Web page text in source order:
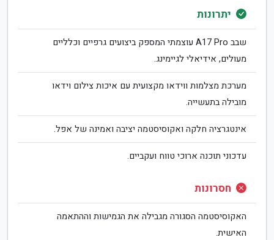
יתרונות
שבב A17 Pro עוצמתי המספק ביצועים גרפיים וכלליים
מעולים, אידיאלי לגיימינג.
מערכת מצלמות ווידאו מקצועית עם איכות צילום וידאו
מובילה בתעשייה.
אינטגרציה חלקה ואקוסיסטמה יציבה ואמינה של אפל.
עדכוני תוכנה ארוכי טווח ועקביים.
חסרונות
האקוסיסטמה הסגורה מגבילה את הגמישות וההתאמה
האישית.